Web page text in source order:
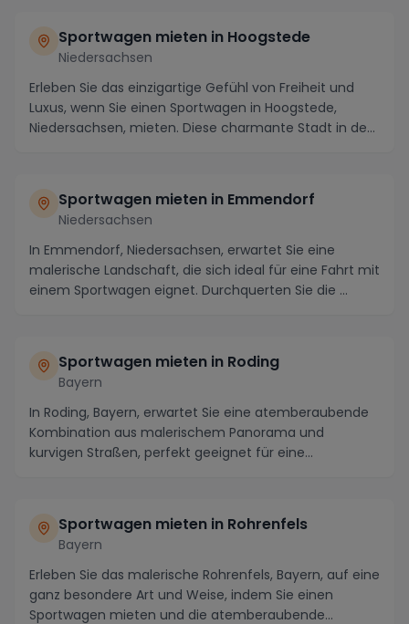
Sportwagen mieten in Hoogstede
Niedersachsen
Erleben Sie das einzigartige Gefühl von Freiheit und
Luxus, wenn Sie einen Sportwagen in Hoogstede,
Niedersachsen, mieten. Diese charmante Stadt in de...
Sportwagen mieten in Emmendorf
Niedersachsen
In Emmendorf, Niedersachsen, erwartet Sie eine
malerische Landschaft, die sich ideal für eine Fahrt mit
einem Sportwagen eignet. Durchquerten Sie die ...
Sportwagen mieten in Roding
Bayern
In Roding, Bayern, erwartet Sie eine atemberaubende
Kombination aus malerischem Panorama und
kurvigen Straßen, perfekt geeignet für eine
Sportwagen mieten in Rohrenfels
Bayern
Erleben Sie das malerische Rohrenfels, Bayern, auf eine
ganz besondere Art und Weise, indem Sie einen
Sportwagen mieten und die atemberaubende